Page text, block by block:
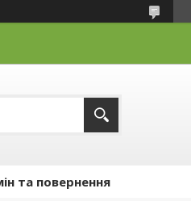
та повернення